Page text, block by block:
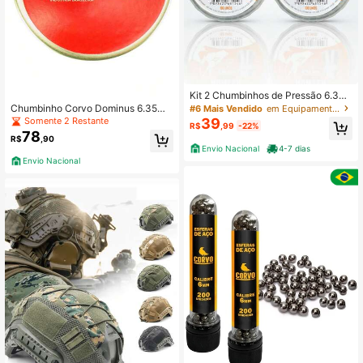
Chumbinho Corvo Dominus 6.35m
m 100un
Somente 2 Restante
R$78 ,90
Envio Nacional
Kit 2 Chumbinhos de Pressão 6.35
mm Chakal Hunte-r 2 Estojos
#6 Mais Vendido em Equipamentos e acessórios de caça
R$39 ,99 -22%
Envio Nacional 4-7 dias